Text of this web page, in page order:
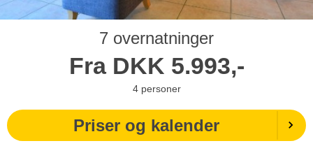
7 overnatninger
Fra DKK 5.993,-
4 personer
Priser og kalender